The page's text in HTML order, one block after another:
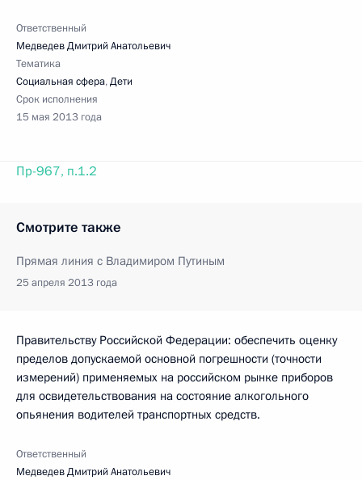
Ответственный
Медведев Дмитрий Анатольевич
Тематика
Социальная сфера,Дети
Срок исполнения
15 мая 2013 года
Пр-967, п.1.2
Смотрите также
Прямая линия с Владимиром Путиным
25 апреля 2013 года
Правительству Российской Федерации: обеспечить оценку
пределов допускаемой основной погрешности (точности
измерений) применяемых на российском рынке приборов
для освидетельствования на состояние алкогольного
опьянения водителей транспортных средств.
Ответственный
Медведев Дмитрий Анатольевич